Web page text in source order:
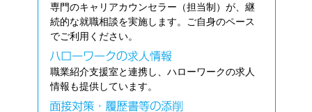
専門のキャリアカウンセラー（担当制）が、継
続的な就職相談を実施します。ご自身のペース
でご利用ください。
職業紹介支援室と連携し、ハローワークの求人
情報も提供しています。